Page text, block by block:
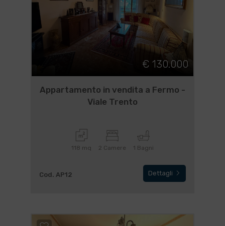
€ 130.000
Appartamento in vendita a Fermo -
Viale Trento
118 mq 2 Camere 1 Bagni
Cod. AP12 Dettagli